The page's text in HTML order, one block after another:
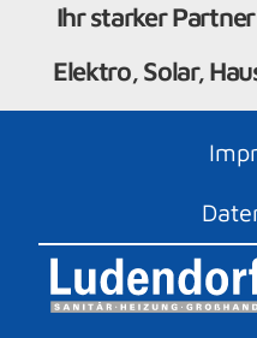
Ihr starker
Elektro, Solar,